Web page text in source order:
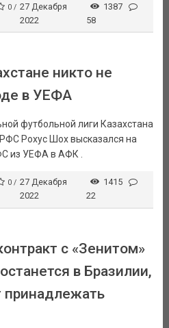
0 / 27 Декабря
2022
1387
58
никто не
в УЕФА
футбольной лиги Казахстана
Рохус Шох высказался на
из УЕФА в АФК .
0 / 27 Декабря
2022
1415
22
с «Зенитом»
в Бразилии,
принадлежать